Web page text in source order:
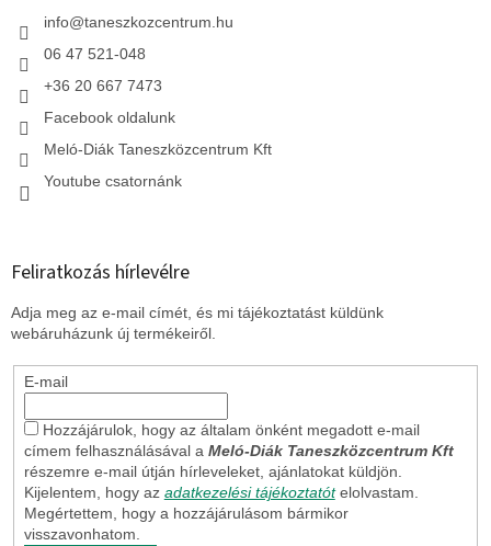
info@taneszkozcentrum.hu
06 47 521-048
+36 20 667 7473
Facebook oldalunk
Meló-Diák Taneszközcentrum Kft
Youtube csatornánk
Feliratkozás hírlevélre
Adja meg az e-mail címét, és mi tájékoztatást küldünk
webáruházunk új termékeiről.
E-mail
Hozzájárulok, hogy az általam önként megadott e-mail
címem felhasználásával a Meló-Diák Taneszközcentrum Kft
részemre e-mail útján hírleveleket, ajánlatokat küldjön.
Kijelentem, hogy az adatkezelési tájékoztatót elolvastam.
Megértettem, hogy a hozzájárulásom bármikor
visszavonhatom.